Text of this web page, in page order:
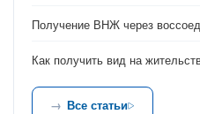
Получение ВНЖ через
Как получить вид на
Все статьи